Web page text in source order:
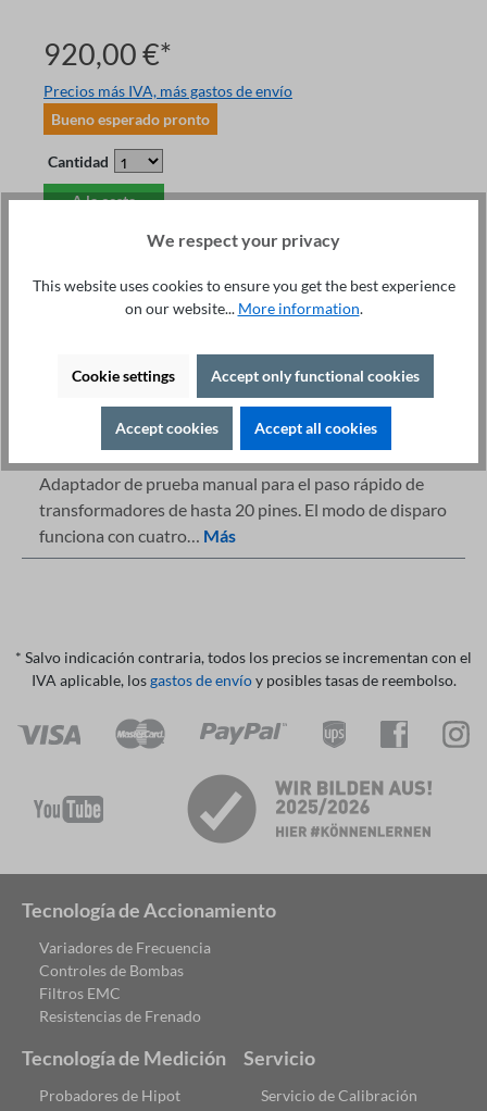
920,00 €*
Precios más IVA, más gastos de envío
Bueno esperado pronto
Cantidad
A la cesta
Asesoramiento Especializado +49 421 277 9999
Imprimir
Descripción
Adaptador de prueba manual para el paso rápido de
transformadores de hasta 20 pines. El modo de disparo
funciona con cuatro… Más
* Salvo indicación contraria, todos los precios se incrementan con el
IVA aplicable, losgastos de envíoy posibles tasas de reembolso.
Tecnología de Accionamiento
Variadores de Frecuencia
Controles de Bombas
Filtros EMC
Resistencias de Frenado
Tecnología de Medición
Probadores de Hipot
Servicio
Servicio de Calibración
We respect your privacy
This website uses cookies to ensure you get the best experience
on our website... More information.
Cookie settings Accept only functional cookies
Accept cookies Accept all cookies